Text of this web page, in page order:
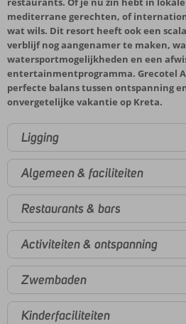
mediterrane gerechten, of
wat wils. Dit resort heeft ook een
verblijf nog aangenamer te maken,
watersportmogelijkheden en een
entertainmentprogramma. Grecotel
perfecte balans tussen ontspanning
onvergetelijke vakantie op Kreta.
Ligging
Algemeen & faciliteiten
Restaurants & bars
Activiteiten & ontspanning
Zwembaden
Kinderfaciliteiten